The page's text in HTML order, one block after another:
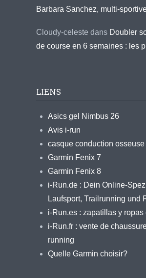
Barbara Sanchez, multi-
Cloudy-celeste dans Doubler
de course en 6 semaines : les
LIENS
Asics gel Nimbus 26
Avis i-run
casque conduction osseuse
Garmin Fenix 7
Garmin Fenix 8
i-Run.de : Dein Online-
Laufsport, Trailrunning und
i-Run.es : zapatillas y ropas
i-Run.fr : vente de
running
Quelle Garmin choisir?